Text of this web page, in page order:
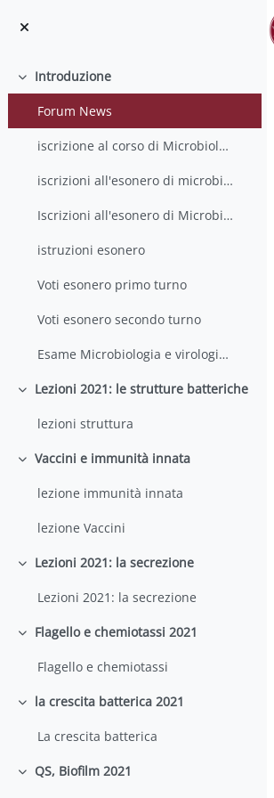
Minimizza
Introduzione
Forum News
iscrizione al corso di Microbiologia 21/22
iscrizioni all'esonero di microbiologia (primo turno)
Iscrizioni all'esonero di Microbiologia (secondo turno)
istruzioni esonero
Voti esonero primo turno
Voti esonero secondo turno
Esame Microbiologia e virologia 7 Febbraio
Minimizza
Lezioni 2021: le strutture batteriche
lezioni struttura
Minimizza
Vaccini e immunità innata
lezione immunità innata
lezione Vaccini
Minimizza
Lezioni 2021: la secrezione
Lezioni 2021: la secrezione
Minimizza
Flagello e chemiotassi 2021
Flagello e chemiotassi
Minimizza
la crescita batterica 2021
La crescita batterica
Minimizza
QS, Biofilm 2021